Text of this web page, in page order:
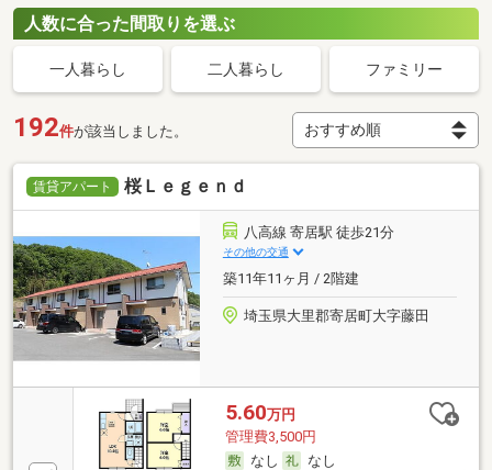
人数に合った間取りを選ぶ
一人暮らし 二人暮らし ファミリー
192件が該当しました。
賃貸アパート 桜Ｌｅｇｅｎｄ
八高線 寄居駅 徒歩21分
その他の交通
築11年11ヶ月 / 2階建
埼玉県大里郡寄居町大字藤田
5.60万円
管理費3,500円
なし
なし